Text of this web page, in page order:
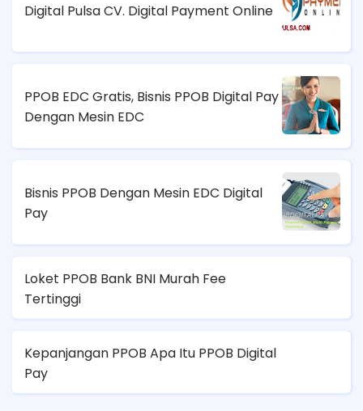
Digital Pulsa CV. Digital Payment Online
PPOB EDC Gratis, Bisnis PPOB Digital Pay
Dengan Mesin EDC
Bisnis PPOB Dengan Mesin EDC Digital
Pay
Loket PPOB Bank BNI Murah Fee
Tertinggi
Kepanjangan PPOB Apa Itu PPOB Digital
Pay